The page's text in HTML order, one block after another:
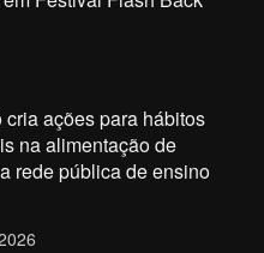
cria ações para hábitos
na alimentação de
rede pública de ensino